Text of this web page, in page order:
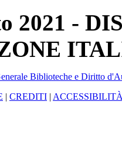
2021 -
Biblioteche e Diritto
| CREDITI |